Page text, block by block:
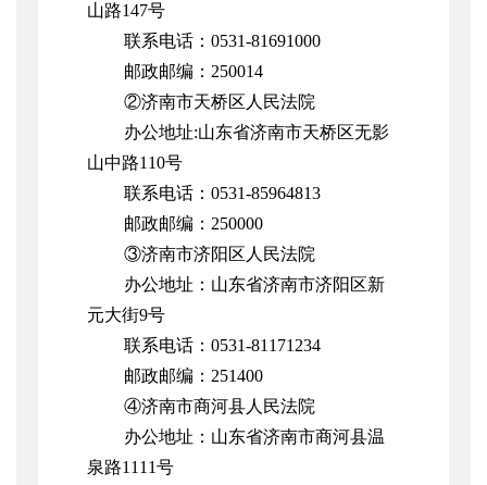
山路147号
联系电话：0531-81691000
邮政邮编：250014
②济南市天桥区人民法院
办公地址:山东省济南市天桥区无影
山中路110号
联系电话：0531-85964813
邮政邮编：250000
③济南市济阳区人民法院
办公地址：山东省济南市济阳区新
元大街9号
联系电话：0531-81171234
邮政邮编：251400
④济南市商河县人民法院
办公地址：山东省济南市商河县温
泉路1111号